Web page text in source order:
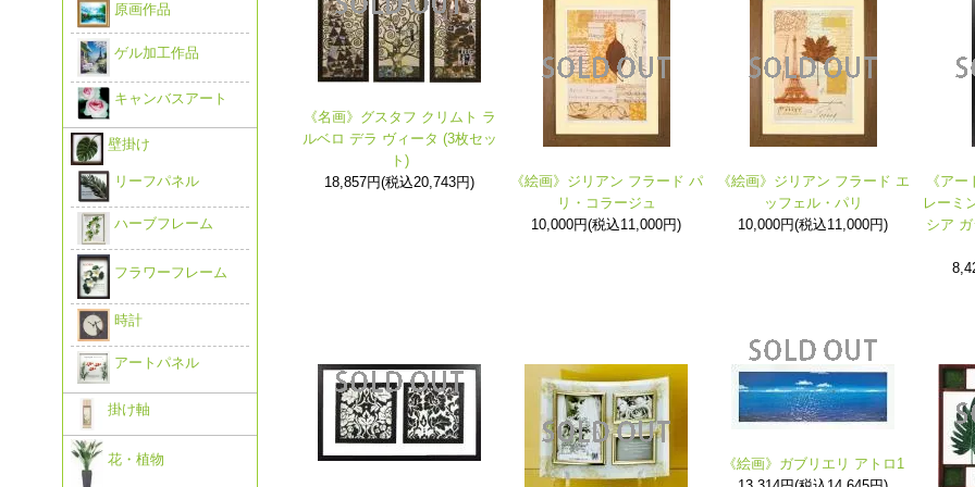
《名画》グスタフ クリムト ラ
ルベロ デラ ヴィータ (3枚セッ
ト)
18,857円(税込20,743円)
《絵画》ジリアン フラード パ
リ・コラージュ
10,000円(税込11,000円)
《絵画》ジリアン フラード エ
ッフェル・パリ
10,000円(税込11,000円)
《ア
レーミ
シア
《絵画》ガブリエリ アトロ1
原画作品
ゲル加工作品
キャンバスアート
壁掛け
リーフパネル
ハーブフレーム
フラワーフレーム
時計
アートパネル
掛け軸
花・植物